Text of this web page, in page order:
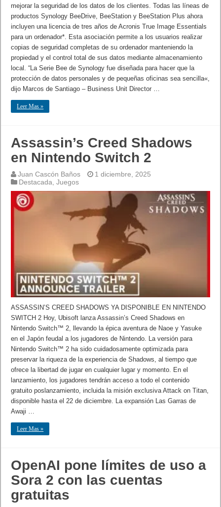
mejorar la seguridad de los datos de los clientes. Todas las líneas de
productos Synology BeeDrive, BeeStation y BeeStation Plus ahora
incluyen una licencia de tres años de Acronis True Image Essentials
para un ordenador*. Esta asociación permite a los usuarios realizar
copias de seguridad completas de su ordenador manteniendo la
propiedad y el control total de sus datos mediante almacenamiento
local. “La Serie Bee de Synology fue diseñada para hacer que la
protección de datos personales y de pequeñas oficinas sea sencilla«,
dijo Marcos de Santiago – Business Unit Director …
Leer Mas »
Assassin’s Creed Shadows
en Nintendo Switch 2
Juan Cascón Baños
1 diciembre, 2025
Destacada,Juegos
ASSASSIN’S CREED SHADOWS YA DISPONIBLE EN NINTENDO
SWITCH 2 Hoy, Ubisoft lanza Assassin’s Creed Shadows en
Nintendo Switch™ 2, llevando la épica aventura de Naoe y Yasuke
en el Japón feudal a los jugadores de Nintendo. La versión para
Nintendo Switch™ 2 ha sido cuidadosamente optimizada para
preservar la riqueza de la experiencia de Shadows, al tiempo que
ofrece la libertad de jugar en cualquier lugar y momento. En el
lanzamiento, los jugadores tendrán acceso a todo el contenido
gratuito poslanzamiento, incluida la misión exclusiva Attack on Titan,
disponible hasta el 22 de diciembre. La expansión Las Garras de
Awaji …
Leer Mas »
OpenAI pone límites de uso a
Sora 2 con las cuentas
gratuitas